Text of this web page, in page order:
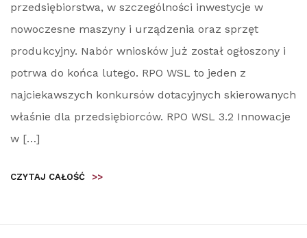
przedsiębiorstwa, w szczególności inwestycje w
nowoczesne maszyny i urządzenia oraz sprzęt
produkcyjny. Nabór wniosków już został ogłoszony i
potrwa do końca lutego. RPO WSL to jeden z
najciekawszych konkursów dotacyjnych skierowanych
właśnie dla przedsiębiorców. RPO WSL 3.2 Innowacje
w […]
CZYTAJ CAŁOŚĆ >>